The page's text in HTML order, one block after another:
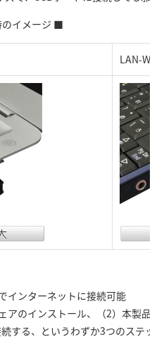
イメージ ■
LAN-
インターネットに接続可能
アのインストール、（2）本製品
する、というわずか3つのステッ